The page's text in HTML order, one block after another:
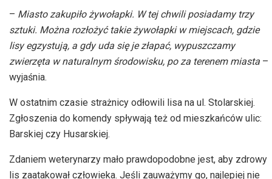
– Miasto zakupiło żywołapki. W tej chwili posiadamy trzy
sztuki. Można rozłożyć takie żywołapki w miejscach, gdzie
lisy egzystują, a gdy uda się je złapać, wypuszczamy
zwierzęta w naturalnym środowisku, po za terenem miasta –
wyjaśnia.
W ostatnim czasie strażnicy odłowili lisa na ul. Stolarskiej.
Zgłoszenia do komendy spływają też od mieszkańców ulic:
Barskiej czy Husarskiej.
Zdaniem weterynarzy mało prawdopodobne jest, aby zdrowy
lis zaatakował człowieka. Jeśli zauważymy go, najlepiej nie